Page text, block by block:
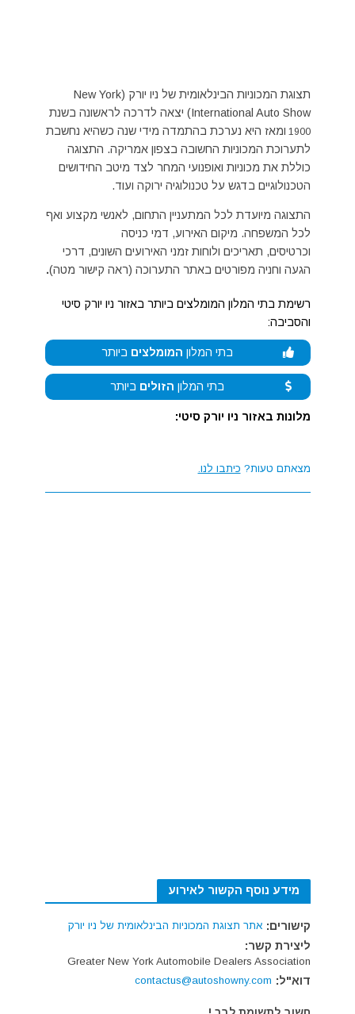
תצוגת המכוניות הבינלאומית של ניו יורק (New York
International Auto Show) יצאה לדרכה לראשונה בשנת
1900 ומאז היא נערכת בהתמדה מידי שנה כשהיא נחשבת
לתערוכת המכוניות החשובה בצפון אמריקה. התצוגה
כוללת את מכוניות ואופנועי המחר לצד מיטב החידושים
הטכנולוגיים בדגש על טכנולוגיה ירוקה ועוד.
התצוגה מיועדת לכל המתעניין התחום, לאנשי מקצוע ואף
לכל המשפחה. מיקום האירוע, דמי כניסה
וכרטיסים, תאריכים ולוחות זמני האירועים השונים, דרכי
הגעה וחניה מפורטים באתר התערוכה (ראה קישור מטה).
רשימת בתי המלון המומלצים ביותר באזור ניו יורק סיטי
והסביבה:
בתי המלון המומלצים ביותר
בתי המלון הזולים ביותר
מלונות באזור ניו יורק סיטי:
מצאתם טעות? כיתבו לנו.
מידע נוסף הקשור לאירוע
קישורים: אתר תצוגת המכוניות הבינלאומית של ניו יורק
ליצירת קשר:
Greater New York Automobile Dealers Association
דוא"ל: contactus@autoshowny.com